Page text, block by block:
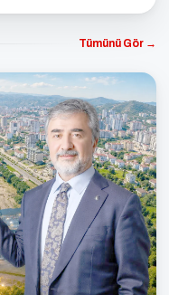
Tümünü Gör →